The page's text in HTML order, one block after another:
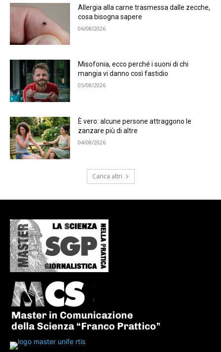
Allergia alla carne trasmessa dalle zecche,
cosa bisogna sapere
06/08/2026
Misofonia, ecco perché i suoni di chi
mangia vi danno così fastidio
05/08/2026
È vero: alcune persone attraggono le
zanzare più di altre
04/08/2026
Carica altri